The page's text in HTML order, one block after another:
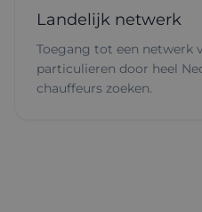
Landelijk netwerk
Toegang tot een netwerk
particulieren door heel
chauffeurs zoeken.